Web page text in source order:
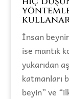
İnsan
ise mantık
yukarıdan
katmanları
beyin” ve